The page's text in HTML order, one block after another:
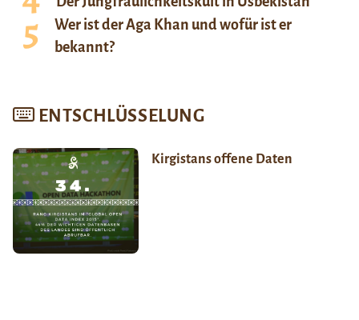
Wer ist der Aga Khan und wofür ist er
bekannt?
ENTSCHLÜSSELUNG
Kirgistans offene Daten